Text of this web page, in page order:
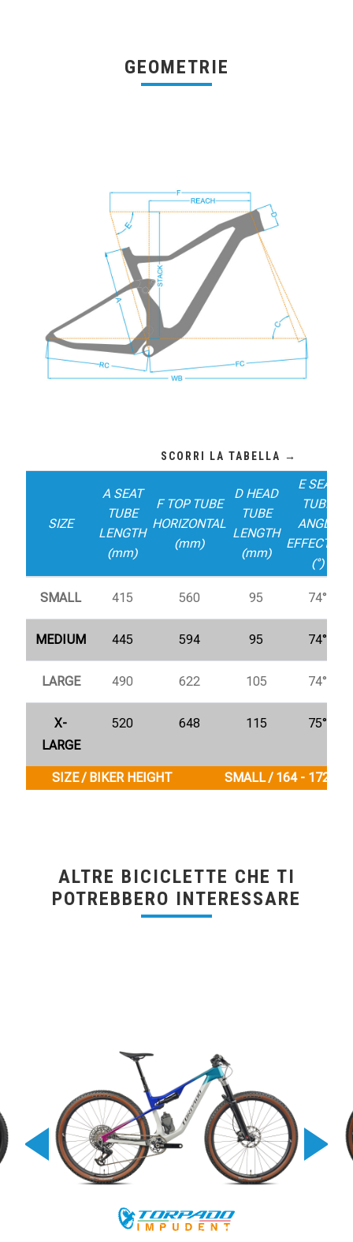
GEOMETRIE
SIZE
A SEAT
TUBE
LENGTH
(mm)
F TOP TUBE
HORIZONTAL
(mm)
D HEAD
TUBE
LENGTH
(mm)
E SEAT
TUBE
ANGLE
EFFECTIVE
(°)
SMALL 415 560 95 74°
MEDIUM 445 594 95 74°
LARGE 490 622 105 74°
X-
LARGE
520 648 115 75°
SIZE / BIKER HEIGHT SMALL / 164 - 172 cm
ALTRE BICICLETTE CHE TI
POTREBBERO INTERESSARE